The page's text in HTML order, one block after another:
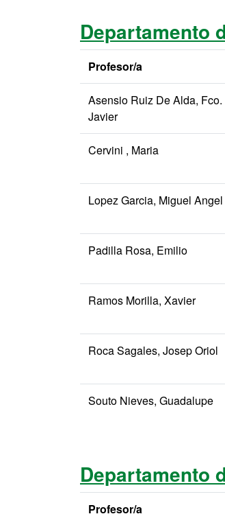
Departamento
Profesor/a
Asensio Ruiz De Alda, Fco.
Javier
Cervini , Maria
Lopez Garcia, Miguel Angel
Padilla Rosa, Emilio
Ramos Morilla, Xavier
Roca Sagales, Josep Oriol
Souto Nieves, Guadalupe
Departamento
Profesor/a